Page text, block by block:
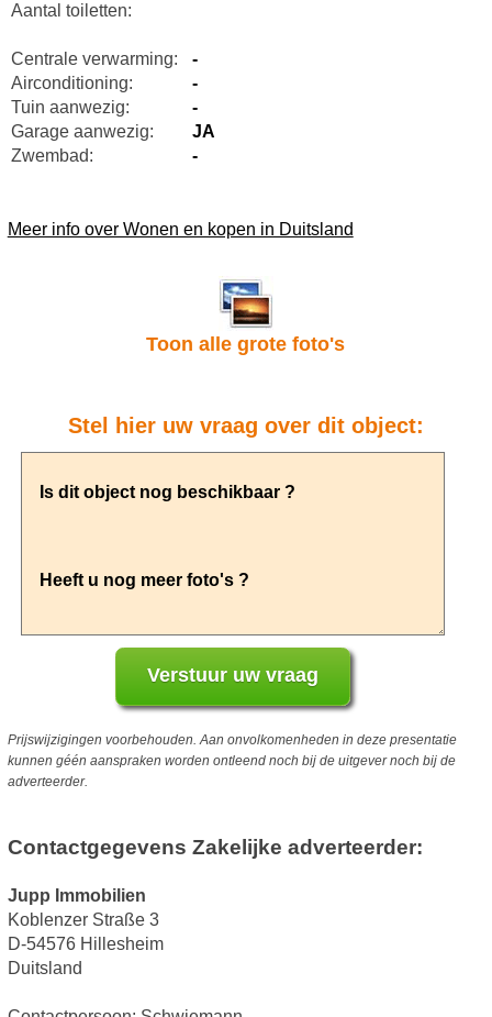
Aantal toiletten:
Centrale verwarming:
-
Airconditioning:
-
Tuin aanwezig:
-
Garage aanwezig:
JA
Zwembad:
-
Meer info over Wonen en kopen in Duitsland
Toon alle grote foto's
Stel hier uw vraag over dit object:
Prijswijzigingen voorbehouden. Aan onvolkomenheden in deze presentatie
kunnen géén aanspraken worden ontleend noch bij de uitgever noch bij de
adverteerder.
Contactgegevens Zakelijke adverteerder:
Jupp Immobilien
Koblenzer Straße 3
D-54576 Hillesheim
Duitsland